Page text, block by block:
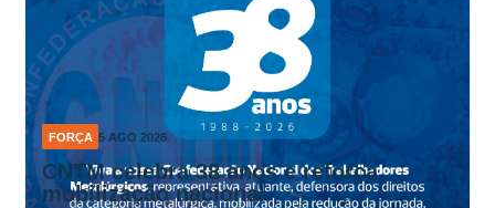
FORÇA 5 AGO 2026
CNTM celebra 38 anos e reforça
mobilização nacional